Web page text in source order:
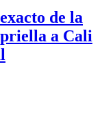
de la
a Cali